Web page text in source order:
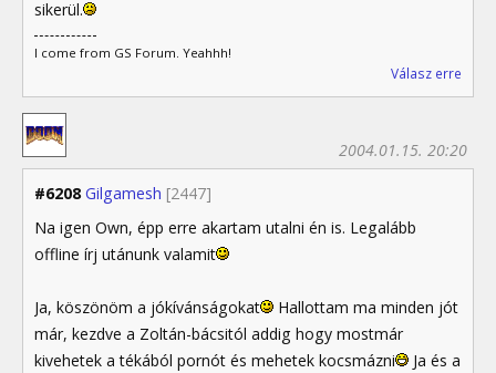
sikerül.
I come from GS Forum. Yeahhh!
Válasz erre
#6208 Gilgamesh [2447]
2004.01.15. 20:20
Na igen Own, épp erre akartam utalni én is. Legalább
offline írj utánunk valamit
Ja, köszönöm a jókívánságokat
Hallottam ma minden jót
már, kezdve a Zoltán-bácsitól addig hogy mostmár
kivehetek a tékából pornót és mehetek kocsmázni
Ja és a